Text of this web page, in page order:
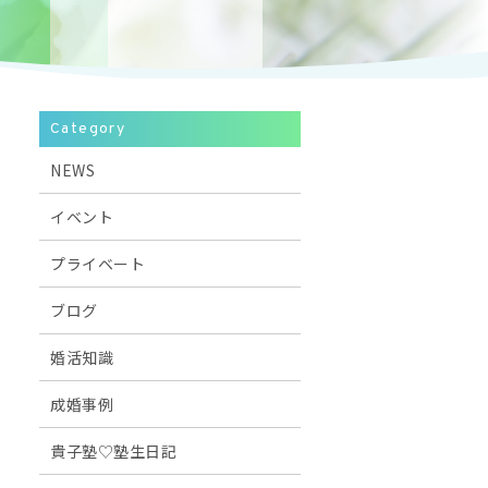
Category
NEWS
イベント
プライベート
ブログ
婚活知識
成婚事例
貴子塾♡塾生日記